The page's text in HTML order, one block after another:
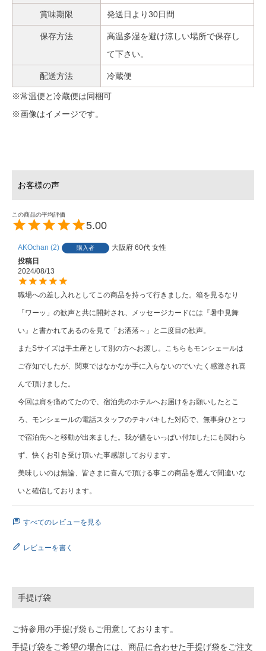
賞味期限 発送日より30日間
保存方法
高温多湿を避け涼しい場所で保存し
て下さい。
配送方法 冷蔵便
※常温便と冷蔵便は同梱可
※画像はイメージです。
5.00
AKOchan 2 購入者 大阪府 60代 女性
投稿日
2024/08/13
職場への差し入れとしてこの商品を持って行きました。箱を見るなり
「ワーッ」の歓声と共に開封され、メッセージカードには『暑中見舞
い』と書かれてあるのを見て「お洒落～」と二度目の歓声。
またSサイズは手土産として別の方へお渡し。こちらもモンシェールは
ご存知でしたが、関東ではなかなか手に入らないのでいたく感激され喜
んで頂けました。
今回は肩を痛めてたので、宿泊先のホテルへお届けをお願いしたとこ
ろ、モンシェールの電話スタッフのテキパキした対応で、無事身ひとつ
で宿泊先へと移動が出来ました。我が儘をいっぱい付加したにも関わら
ず、快くお引き受け頂いた事感謝しております。
美味しいのは無論、皆さまに喜んで頂ける事この商品を選んで間違いな
いと確信しております。
すべてのレビューを見る
レビューを書く
手提げ袋
ご持参用の手提げ袋もご用意しております。
手提げ袋をご希望の場合には、商品に合わせた手提げ袋をご注文